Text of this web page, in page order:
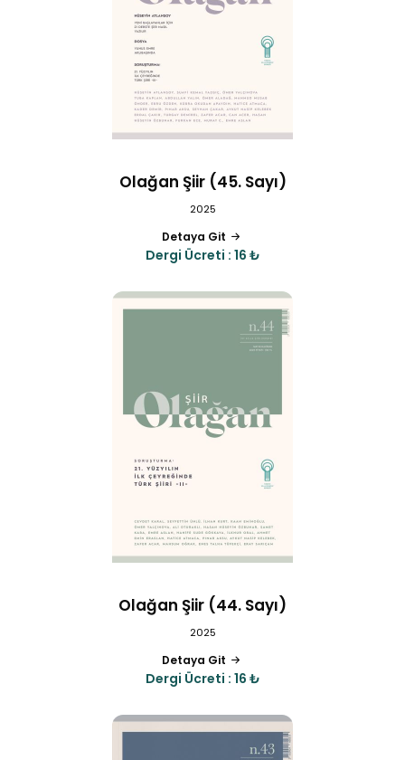
Olağan Şiir (45. Sayı)
2025
Detaya Git
Dergi Ücreti : 16 ₺
Olağan Şiir (44. Sayı)
2025
Detaya Git
Dergi Ücreti : 16 ₺